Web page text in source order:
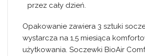
przez cały dzień.
Opakowanie zawiera 3 sztuki
wystarcza na 1,5 miesiąca
użytkowania. Soczewki BioAir